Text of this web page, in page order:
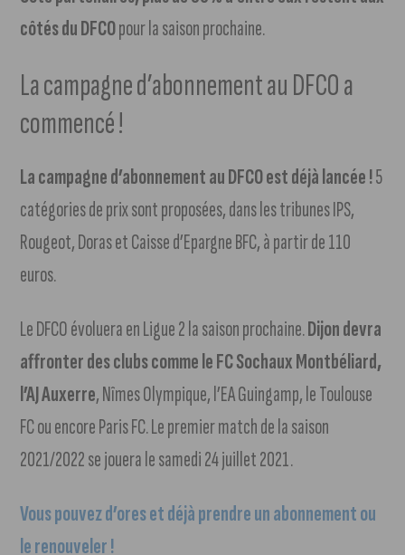
côtés du DFCOpour la saison prochaine.
La campagne d’abonnement au DFCO a
commencé !
La campagne d’abonnement au DFCO est déjà lancée !5
catégories de prix sont proposées, dans les tribunes IPS,
Rougeot, Doras et Caisse d’Epargne BFC, à partir de 110
euros.
Le DFCO évoluera en Ligue 2 la saison prochaine.Dijon devra
affronter des clubs comme le FC Sochaux Montbéliard,
l’AJ Auxerre, Nîmes Olympique, l’EA Guingamp, le Toulouse
FC ou encore Paris FC. Le premier match de la saison
2021/2022 se jouera le samedi 24 juillet 2021.
Vous pouvez d’ores et déjà prendre un abonnement ou
le renouveler !